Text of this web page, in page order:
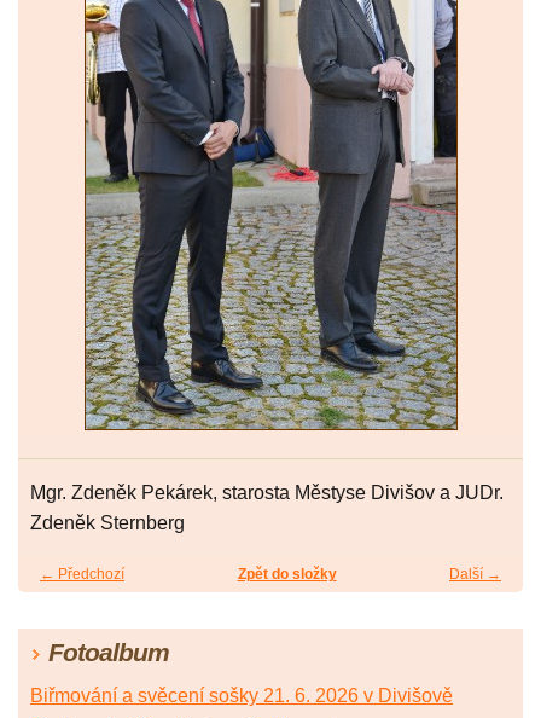
Mgr. Zdeněk Pekárek, starosta Městyse Divišov a JUDr.
Zdeněk Sternberg
← Předchozí Další →
Zpět do složky
Fotoalbum
Biřmování a svěcení sošky 21. 6. 2026 v Divišově